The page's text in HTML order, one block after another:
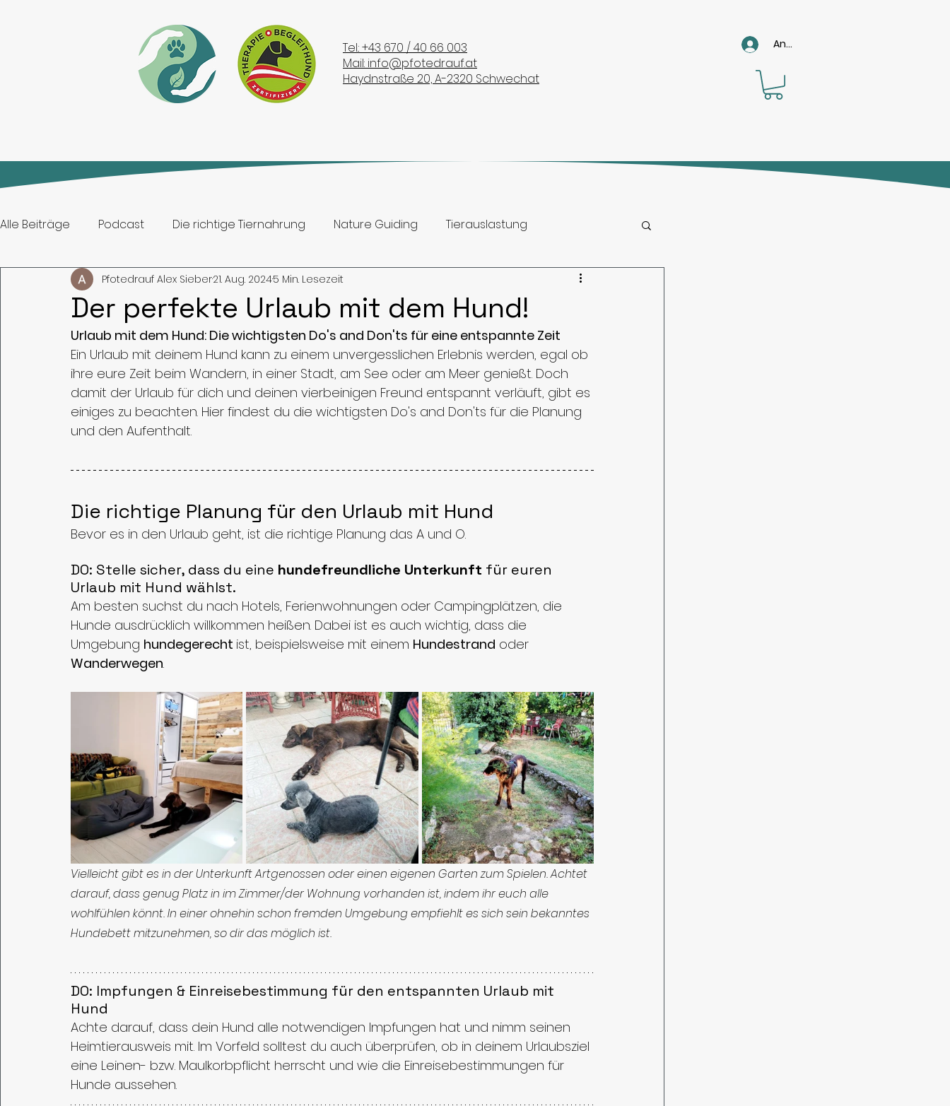
Tel.: +43 670 / 40 66 003
Mail: info@pfotedrauf.at
Haydnstraße 20, A-2320 Schwechat
Anmelden
Alle Beiträge Podcast Die richtige Tiernahrung Nature Guiding Tierauslastung
Haustierwahl Tiergestützte Aktivitäten Wachtelrunde
Hundetraining Videos Wildkräuter Hundeliebe Urlaub mit dem Hund
Der perfekte Urlaub mit dem Hund!
Pfotedrauf Alex Sieber21. Aug. 20245 Min. Lesezeit
Urlaub mit dem Hund: Die wichtigsten Do's and Don'ts für eine entspannte Zeit
Ein Urlaub mit deinem Hund kann zu einem unvergesslichen Erlebnis werden, egal ob
ihre eure Zeit beim Wandern, in einer Stadt, am See oder am Meer genießt. Doch
damit der Urlaub für dich und deinen vierbeinigen Freund entspannt verläuft, gibt es
einiges zu beachten. Hier findest du die wichtigsten Do's and Don'ts für die Planung
und den Aufenthalt.
Die richtige Planung für den Urlaub mit Hund
Bevor es in den Urlaub geht, ist die richtige Planung das A und O.
DO: Stelle sicher, dass du eine hundefreundliche Unterkunft für euren
Urlaub mit Hund wählst.
Am besten suchst du nach Hotels, Ferienwohnungen oder Campingplätzen, die
Hunde ausdrücklich willkommen heißen. Dabei ist es auch wichtig, dass die
Umgebung hundegerecht ist, beispielsweise mit einem Hundestrand oder
Wanderwegen.
Vielleicht gibt es in der Unterkunft Artgenossen oder einen eigenen Garten zum Spielen. Achtet
darauf, dass genug Platz in im Zimmer/der Wohnung vorhanden ist, indem ihr euch alle
wohlfühlen könnt. In einer ohnehin schon fremden Umgebung empfiehlt es sich sein bekanntes
Hundebett mitzunehmen, so dir das möglich ist.
DO: Impfungen & Einreisebestimmung für den entspannten Urlaub mit
Hund
Achte darauf, dass dein Hund alle notwendigen Impfungen hat und nimm seinen
Heimtierausweis mit. Im Vorfeld solltest du auch überprüfen, ob in deinem Urlaubsziel
eine Leinen- bzw. Maulkorbpflicht herrscht und wie die Einreisebestimmungen für
Hunde aussehen.